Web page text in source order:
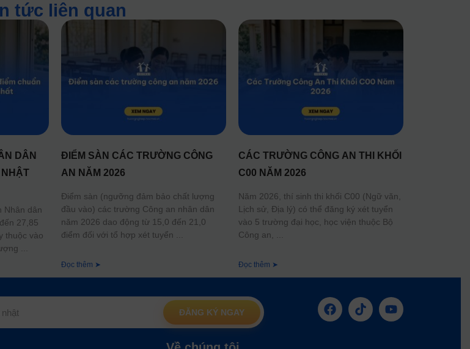
tức liên quan
DÂN
Nhân dân
27,85
thuộc vào
ĐIỂM SÀN CÁC TRƯỜNG CÔNG
AN NĂM 2026
Điểm sàn (ngưỡng đảm bảo chất lượng
đầu vào) các trường Công an nhân dân
năm 2026 dao động từ 15,0 đến 21,0
điểm đối với tổ hợp xét tuyển
Đọc thêm ➤
CÁC TRƯỜNG CÔNG AN THI KHỐI
C00 NĂM 2026
Năm 2026, thí sinh thi khối C00 (Ngữ văn,
Lịch sử, Địa lý) có thể đăng ký xét tuyển
vào 5 trường đại học, học viện thuộc Bộ
Công an,
Đọc thêm ➤
ĐĂNG KÝ NGAY